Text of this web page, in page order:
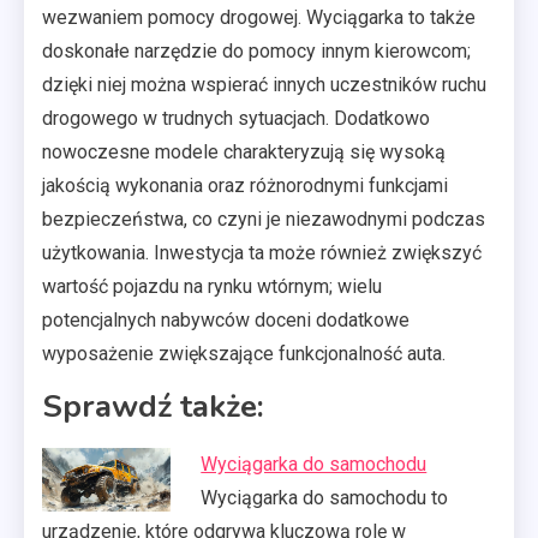
wezwaniem pomocy drogowej. Wyciągarka to także
doskonałe narzędzie do pomocy innym kierowcom;
dzięki niej można wspierać innych uczestników ruchu
drogowego w trudnych sytuacjach. Dodatkowo
nowoczesne modele charakteryzują się wysoką
jakością wykonania oraz różnorodnymi funkcjami
bezpieczeństwa, co czyni je niezawodnymi podczas
użytkowania. Inwestycja ta może również zwiększyć
wartość pojazdu na rynku wtórnym; wielu
potencjalnych nabywców doceni dodatkowe
wyposażenie zwiększające funkcjonalność auta.
Sprawdź także:
Wyciągarka do samochodu
Wyciągarka do samochodu to
urządzenie, które odgrywa kluczową rolę w